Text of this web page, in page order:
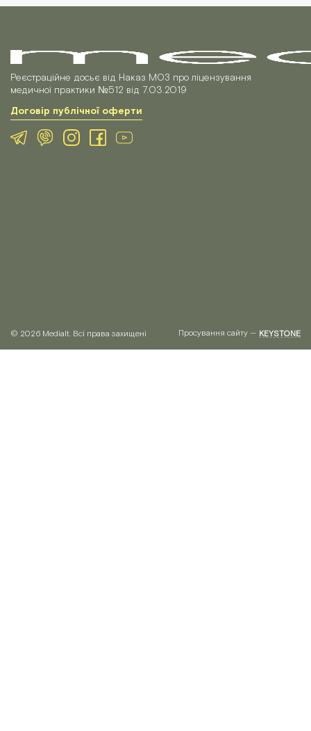
Реєстраційне досьє від Наказ МОЗ про ліцензування
медичної практики №512 від 7.03.2019
Договір публічної оферти
© 2026 Medialt. Всі права захищені Просування сайту — KEYSTONE